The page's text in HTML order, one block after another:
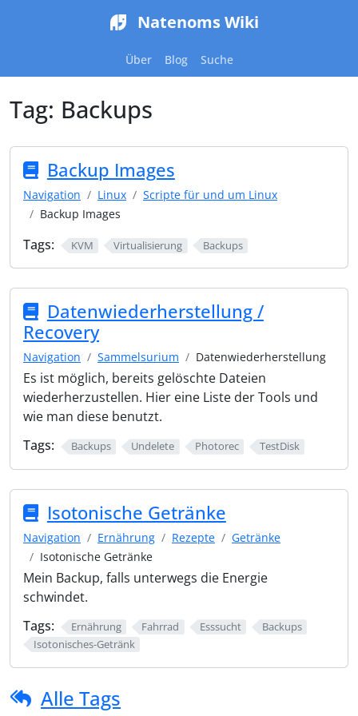
Natenoms Wiki
Über Blog Suche
Tag: Backups
Backup Images
Navigation Linux
Scripte für und um Linux
Backup Images
Tags: KVM Virtualisierung Backups
Datenwiederherstellung /
Recovery
Navigation Sammelsurium Datenwiederherstellung
Es ist möglich, bereits gelöschte Dateien
wiederherzustellen. Hier eine Liste der Tools und
wie man diese benutzt.
Tags:
Backups Undelete Photorec TestDisk
Isotonische Getränke
Navigation Ernährung Rezepte
Getränke
Isotonische Getränke
Mein Backup, falls unterwegs die Energie
schwindet.
Tags:
Ernährung Fahrrad Esssucht
Backups
Isotonisches-Getränk
Alle Tags